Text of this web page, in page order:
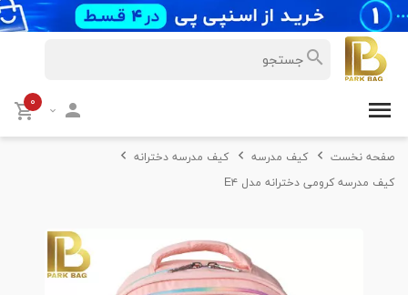
۰
صفحه نخست کیف مدرسه
کیف مدرسه دخترانه
کیف مدرسه کرومی دخترانه مدل E۴